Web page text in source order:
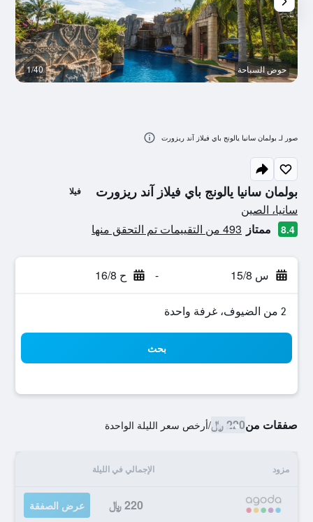
بولمان سانيا يالونج باي فيلاز آند ريزورت فيلا
تقييم فئة 0
سانيا، الصين
8.4 ممتاز 493 من التقييمات تم التحقق منها
س 15/8 - ح 16/8
2 من الضيوف، غرفة واحدة
بحث
صفقات من220 ﷼ /أرخص سعر الليلة الواحدة
مزود الإجمالي في الليلة
220 ﷼ عرض الصفقة
حوض السباحة 1/40
صور لـ بولمان سانيا يالونج باي فيلاز آند ريزورت